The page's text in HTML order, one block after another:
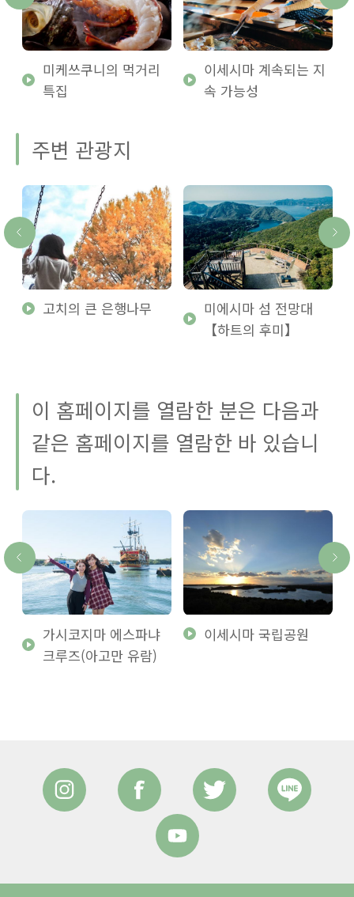
미케쓰쿠니의 먹거리
특집
이세시마 계속되는 지
속 가능성
주변 관광지
고치의 큰 은행나무
미에시마 섬 전망대
【하트의 후미】
이 홈페이지를 열람한 분은 다음과
같은 홈페이지를 열람한 바 있습니
다.
가시코지마 에스파냐
크루즈(아고만 유람)
이세시마 국립공원